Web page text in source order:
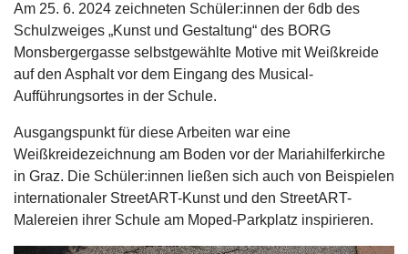
Am 25. 6. 2024 zeichneten Schüler:innen der 6db des
Schulzweiges „Kunst und Gestaltung“ des BORG
Monsbergergasse selbstgewählte Motive mit Weißkreide
auf den Asphalt vor dem Eingang des Musical-
Aufführungsortes in der Schule.
Ausgangspunkt für diese Arbeiten war eine
Weißkreidezeichnung am Boden vor der Mariahilferkirche
in Graz. Die Schüler:innen ließen sich auch von Beispielen
internationaler StreetART-Kunst und den StreetART-
Malereien ihrer Schule am Moped-Parkplatz inspirieren.